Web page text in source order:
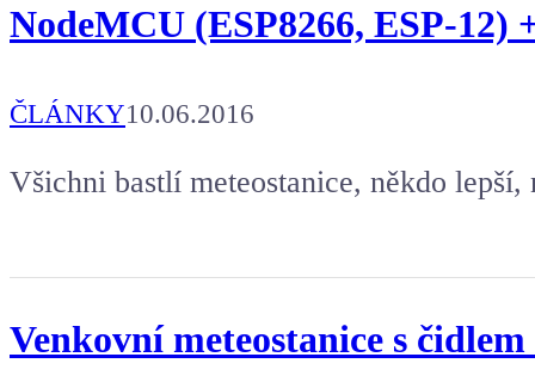
NodeMCU (ESP8266, ESP-
ČLÁNKY10.06.2016
Všichni bastlí meteostanice, někdo lepší,
Venkovní meteostanice s